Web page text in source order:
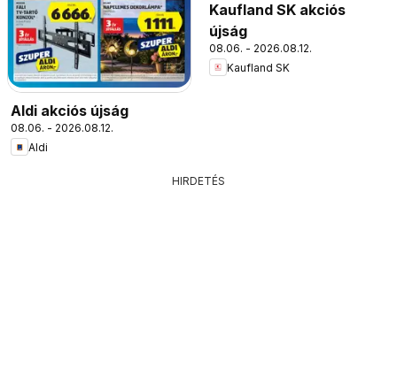
Aldi akciós újság
08.06. - 2026.08.12.
Aldi
Kaufland SK akciós
újság
08.06. - 2026.08.12.
Kaufland SK
HIRDETÉS